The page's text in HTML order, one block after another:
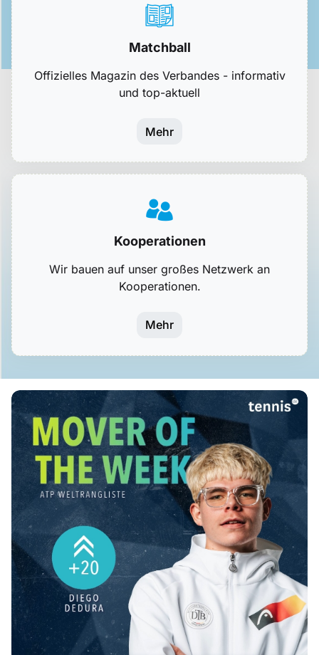
Matchball
Offizielles Magazin des Verbandes - informativ
und top-aktuell
Mehr
Kooperationen
Wir bauen auf unser großes Netzwerk an
Kooperationen.
Mehr